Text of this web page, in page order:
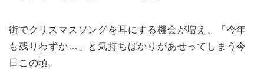
街でクリスマスソングを耳にする機会が増え、「今年
も残りわずか…」と気持ちばかりがあせってしまう今
日この頃。